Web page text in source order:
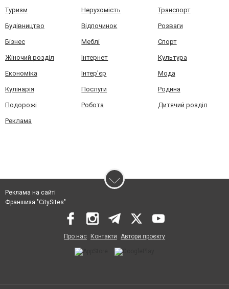
Туризм Нерухомість Транспорт
Будівництво Відпочинок Розваги
Бізнес Меблі Спорт
Жіночий розділ Інтернет Культура
Економіка Інтер'єр Мода
Кулінарія Послуги Родина
Подорожі Робота Дитячий розділ
Реклама
Реклама на сайті
Франшиза "CitySites"
Про нас Контакти Автори проєкту